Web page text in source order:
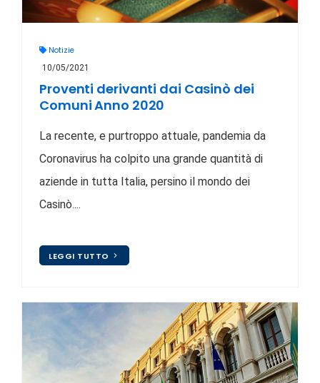
Notizie
10/05/2021
Proventi derivanti dai Casinò dei
Comuni Anno 2020
La recente, e purtroppo attuale, pandemia da
Coronavirus ha colpito una grande quantità di
aziende in tutta Italia, persino il mondo dei
Casinò....
LEGGI TUTTO